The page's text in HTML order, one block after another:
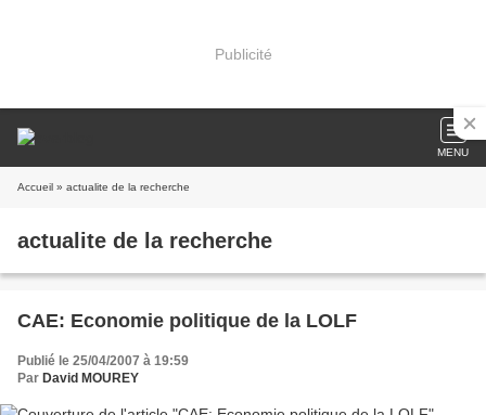
Publicité
MENU
Accueil » actualite de la recherche
actualite de la recherche
CAE: Economie politique de la LOLF
Publié le 25/04/2007 à 19:59
Par David MOUREY